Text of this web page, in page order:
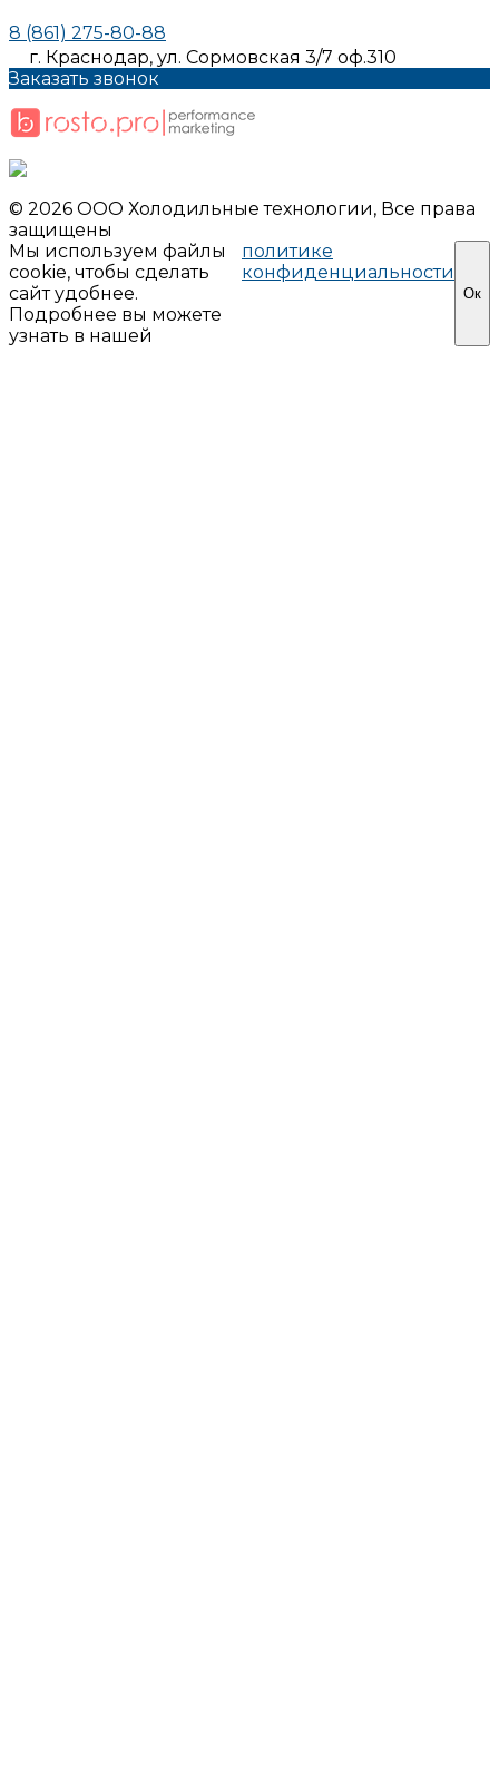
8 (861) 275-80-88
г. Краснодар, ул. Сормовская 3/7 оф.310
Заказать звонок
© 2026 ООО Холодильные технологии, Все права
защищены
Мы используем файлы
cookie, чтобы сделать
сайт удобнее.
Подробнее вы можете
узнать в нашей
политике
конфиденциальности
Ок